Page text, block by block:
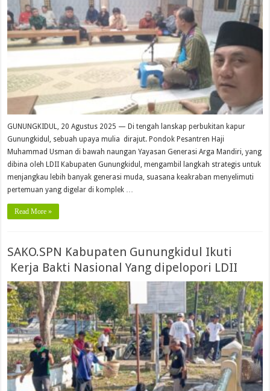
GUNUNGKIDUL, 20 Agustus 2025 — Di tengah lanskap perbukitan kapur
Gunungkidul, sebuah upaya mulia dirajut. Pondok Pesantren Haji
Muhammad Usman di bawah naungan Yayasan Generasi Arga Mandiri, yang
dibina oleh LDII Kabupaten Gunungkidul, mengambil langkah strategis untuk
menjangkau lebih banyak generasi muda, suasana keakraban menyelimuti
pertemuan yang digelar di komplek …
Read More »
SAKO.SPN Kabupaten Gunungkidul Ikuti
Kerja Bakti Nasional Yang dipelopori LDII